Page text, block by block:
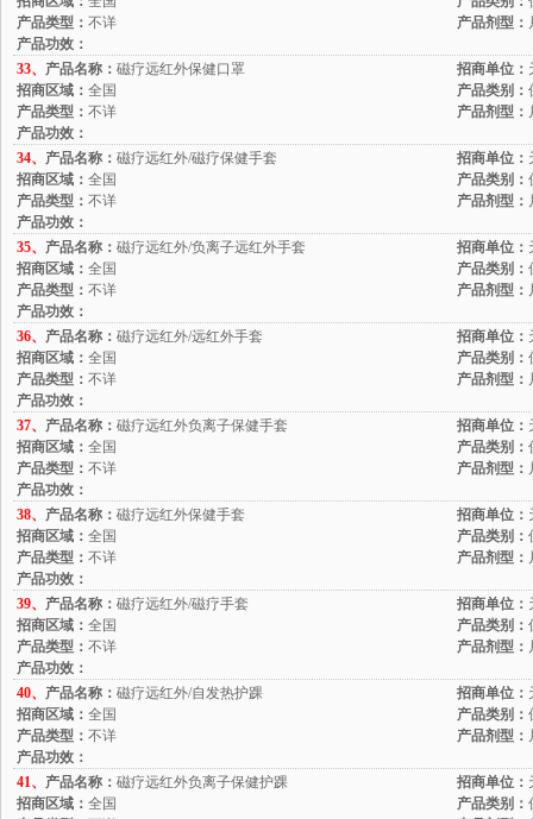
产品类型： 不详 产品剂型：
产品功效：
33、 产品名称： 磁疗远红外保健口罩 招商单位：
招商区域： 全国 产品类别：
产品类型： 不详 产品剂型：
产品功效：
34、 产品名称： 磁疗远红外/磁疗保健手套 招商单位：
招商区域： 全国 产品类别：
产品类型： 不详 产品剂型：
产品功效：
35、 产品名称： 磁疗远红外/负离子远红外手套 招商单位：
招商区域： 全国 产品类别：
产品类型： 不详 产品剂型：
产品功效：
36、 产品名称： 磁疗远红外/远红外手套 招商单位：
招商区域： 全国 产品类别：
产品类型： 不详 产品剂型：
产品功效：
37、 产品名称： 磁疗远红外负离子保健手套 招商单位：
招商区域： 全国 产品类别：
产品类型： 不详 产品剂型：
产品功效：
38、 产品名称： 磁疗远红外保健手套 招商单位：
招商区域： 全国 产品类别：
产品类型： 不详 产品剂型：
产品功效：
39、 产品名称： 磁疗远红外/磁疗手套 招商单位：
招商区域： 全国 产品类别：
产品类型： 不详 产品剂型：
产品功效：
40、 产品名称： 磁疗远红外/自发热护踝 招商单位：
招商区域： 全国 产品类别：
产品类型： 不详 产品剂型：
产品功效：
41、 产品名称： 磁疗远红外负离子保健护踝 招商单位：
招商区域： 全国 产品类别：